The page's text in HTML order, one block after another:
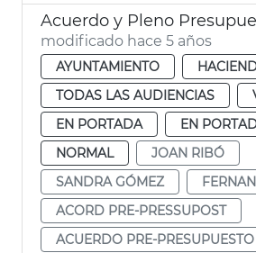
Acuerdo y Pleno
modificado hace 5 años
AYUNTAMIENTO
TODAS LAS AUDIENCIAS
EN PORTADA
EN
NORMAL
JOAN RIBÓ
SANDRA GÓMEZ
ACORD PRE-PRESSUPOST
ACUERDO PRE-PRESUPUESTO